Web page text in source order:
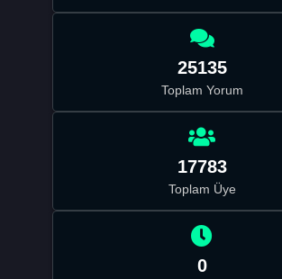
25135
Toplam Yorum
17783
Toplam Üye
0